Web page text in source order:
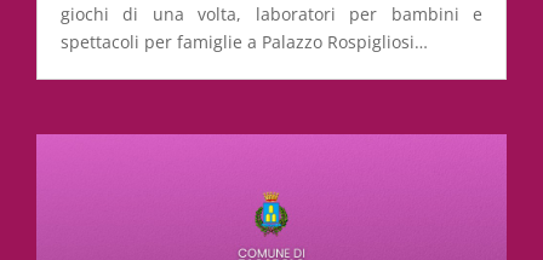
giochi di una volta, laboratori per bambini e
spettacoli per famiglie a Palazzo Rospigliosi…